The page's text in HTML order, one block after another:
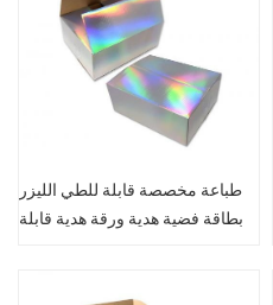
طباعة مخصصة قابلة للطي الليزر
بطاقة فضية هدية ورقة هدية قابلة